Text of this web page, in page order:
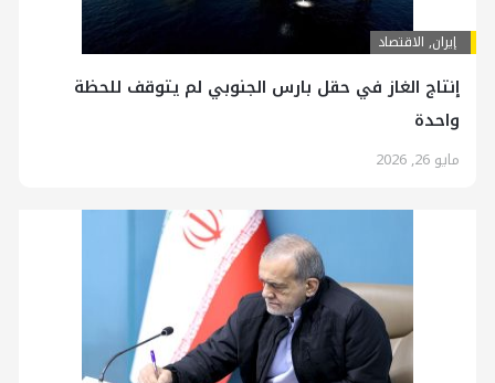
إيران, الاقتصاد
إنتاج الغاز في حقل بارس الجنوبي لم يتوقف للحظة
واحدة
مايو 26, 2026